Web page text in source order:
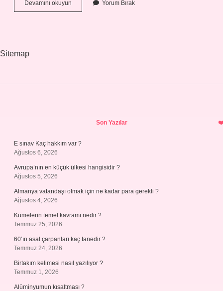
Devamını okuyun
Hangi
Yorum Bırak
Sitemap
Son Yazılar
E sınav Kaç hakkım var ?
Ağustos 6, 2026
Avrupa’nın en küçük ülkesi hangisidir ?
Ağustos 5, 2026
Almanya vatandaşı olmak için ne kadar para gerekli ?
Ağustos 4, 2026
Kümelerin temel kavramı nedir ?
Temmuz 25, 2026
60’ın asal çarpanları kaç tanedir ?
Temmuz 24, 2026
Birtakım kelimesi nasıl yazılıyor ?
Temmuz 1, 2026
Alüminyumun kısaltması ?